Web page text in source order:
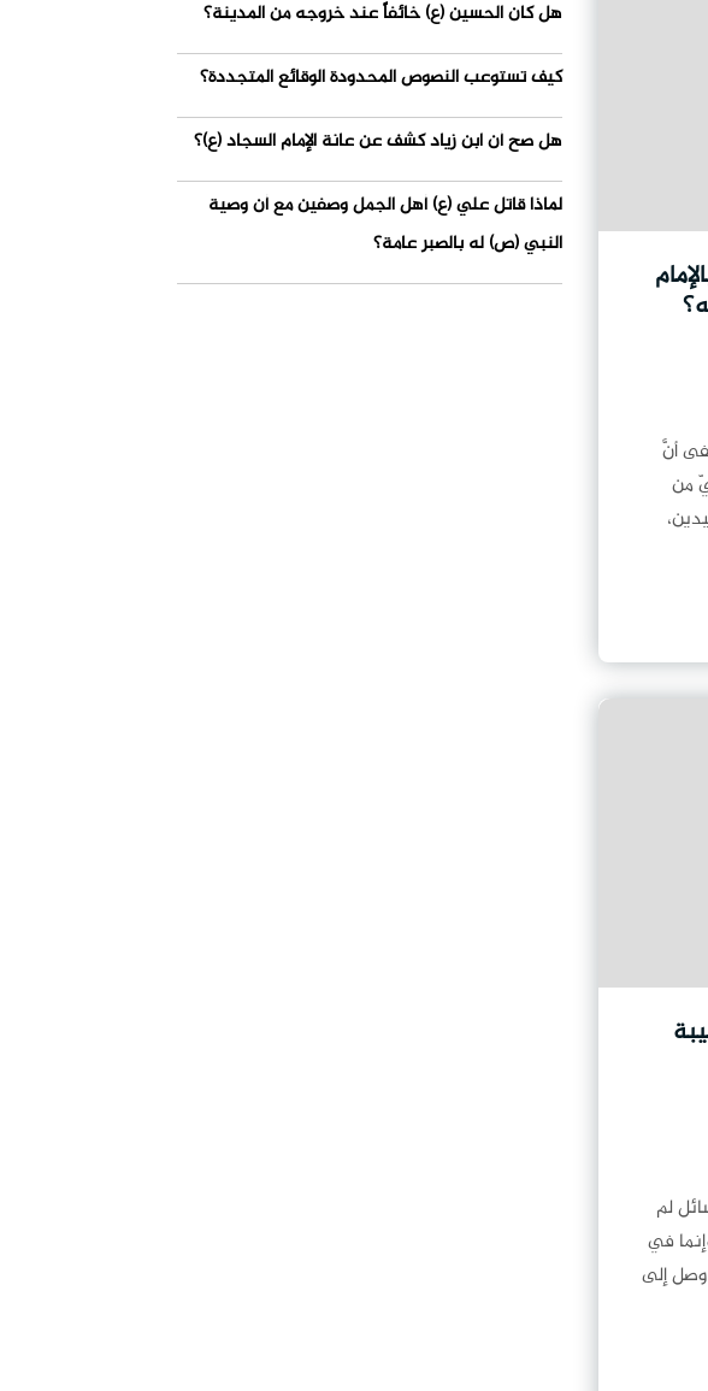
أنَّ
من
لم
في
وصل إلى
هل كان الحسين (ع) خائفاً عند خروجه من المدينة؟
كيف تستوعب النصوص المحدودة الوقائع المتجددة؟
هل صح أن ابن زياد كشف عن عانة الإمام السجاد (ع)؟
لماذا قاتل علي (ع) أهل الجمل وصفين مع أن وصية
النبي (ص) له بالصبر عامة؟